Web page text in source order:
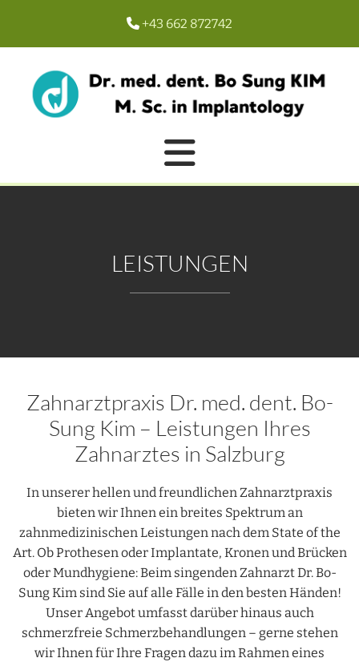
+43 662 872742
LEISTUNGEN
Zahnarztpraxis Dr. med. dent. Bo-
Sung Kim – Leistungen Ihres
Zahnarztes in Salzburg
In unserer hellen und freundlichen Zahnarztpraxis
bieten wir Ihnen ein breites Spektrum an
zahnmedizinischen Leistungen nach dem State of the
Art. Ob Prothesen oder Implantate, Kronen und Brücken
oder Mundhygiene: Beim singenden Zahnarzt Dr. Bo-
Sung Kim sind Sie auf alle Fälle in den besten Händen!
Unser Angebot umfasst darüber hinaus auch
schmerzfreie Schmerzbehandlungen – gerne stehen
wir Ihnen für Ihre Fragen dazu im Rahmen eines